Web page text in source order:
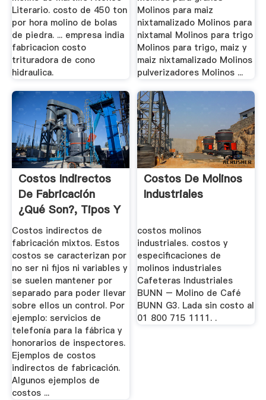
Literario. costo de 450 ton
por hora molino de bolas
de piedra. ... empresa india
fabricacion costo
trituradora de cono
hidraulica.
Molinos para maiz
nixtamalizado Molinos para
nixtamal Molinos para trigo
Molinos para trigo, maiz y
maiz nixtamalizado Molinos
pulverizadores Molinos ...
Costos Indirectos
De Fabricación
¿Qué Son?, Tipos Y
Ejemplos
Costos indirectos de
fabricación mixtos. Estos
costos se caracterizan por
no ser ni fijos ni variables y
se suelen mantener por
separado para poder llevar
sobre ellos un control. Por
ejemplo: servicios de
telefonía para la fábrica y
honorarios de inspectores.
Ejemplos de costos
indirectos de fabricación.
Algunos ejemplos de
costos ...
Costos De Molinos
Industriales
costos molinos
industriales. costos y
especificaciones de
molinos industriales
Cafeteras Industriales
BUNN – Molino de Café
BUNN G3. Lada sin costo al
01 800 715 1111. .